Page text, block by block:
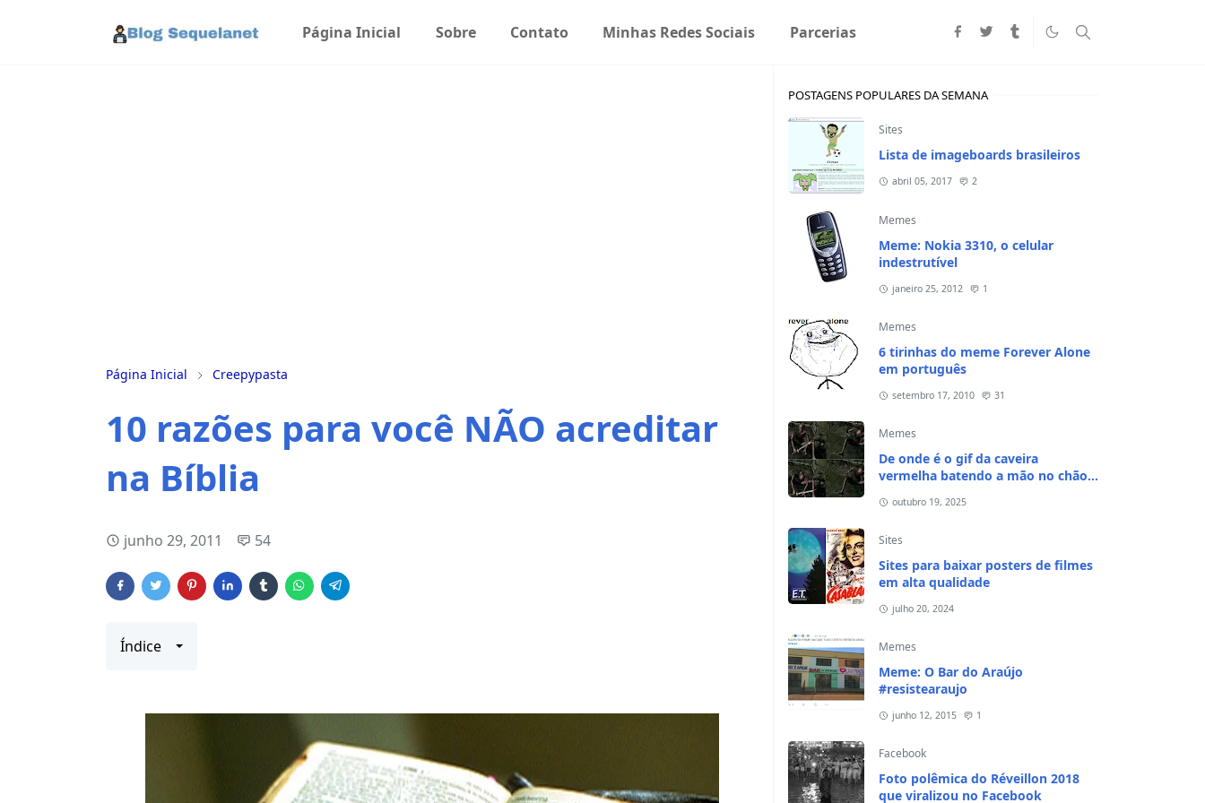
Página Inicial Sobre Contato Minhas Redes Sociais Parcerias
Página Inicial Creepypasta
10 razões para você NÃO acreditar
na Bíblia
junho 29, 2011 54
Índice
POSTAGENS POPULARES DA SEMANA
Sites
Lista de imageboards brasileiros
abril 05, 2017 2
Memes
Meme: Nokia 3310, o celular
indestrutível
janeiro 25, 2012 1
Memes
6 tirinhas do meme Forever Alone
em português
setembro 17, 2010 31
Memes
De onde é o gif da caveira
vermelha batendo a mão no chão e
outubro 19, 2025
Sites
Sites para baixar posters de filmes
em alta qualidade
julho 20, 2024
Memes
Meme: O Bar do Araújo
#resistearaujo
junho 12, 2015 1
Facebook
Foto polêmica do Réveillon 2018
que viralizou no Facebook